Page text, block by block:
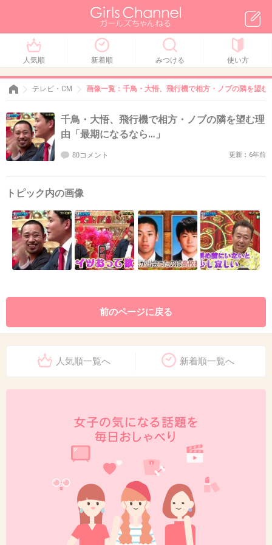
人気順 新着順 みつける 使い方
テレビ・CM 画像一覧：千鳥・大悟、飛行機で相方・ノブの隣を望
千鳥・大悟、飛行機で相方・ノブの隣を望む理
由「最期になるなら…」
80コメント 更新：6年前
トピック内の画像
前のページに戻る
人気順一覧へ 新着順一覧へ